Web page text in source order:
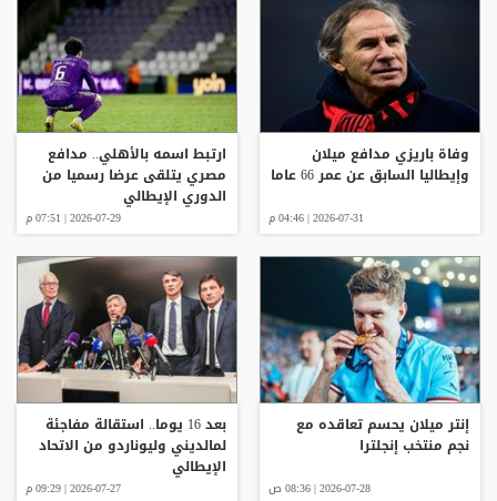
وفاة باريزي مدافع ميلان
وإيطاليا السابق عن عمر 66 عاما
2026-07-31 | 04:46 م
ارتبط اسمه بالأهلي.. مدافع
مصري يتلقى عرضا رسميا من
الدوري الإيطالي
2026-07-29 | 07:51 م
إنتر ميلان يحسم تعاقده مع
نجم منتخب إنجلترا
2026-07-28 | 08:36 ص
بعد 16 يوما.. استقالة مفاجئة
لمالديني وليوناردو من الاتحاد
الإيطالي
2026-07-27 | 09:29 م